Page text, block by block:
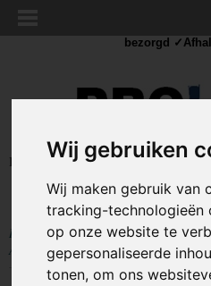
Wij gebruiken
Wij maken gebruik van
tracking-technologieën
op onze website te
gepersonaliseerde
tonen, om ons
Inloggen Registreren
Home >COMPONENTEN>
Assortiment 150-delig
bezorgd